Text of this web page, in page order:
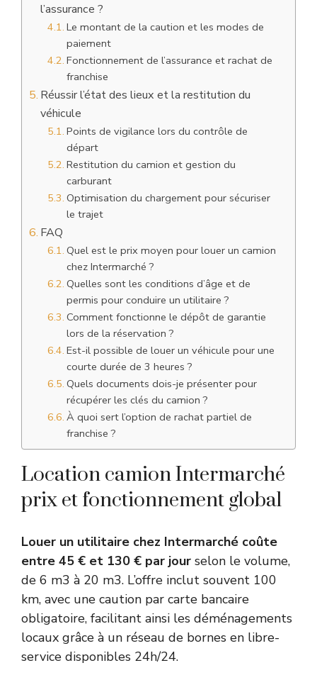
l’assurance ?
Le montant de la caution et les modes de
paiement
Fonctionnement de l’assurance et rachat de
franchise
Réussir l’état des lieux et la restitution du
véhicule
Points de vigilance lors du contrôle de
départ
Restitution du camion et gestion du
carburant
Optimisation du chargement pour sécuriser
le trajet
FAQ
Quel est le prix moyen pour louer un camion
chez Intermarché ?
Quelles sont les conditions d’âge et de
permis pour conduire un utilitaire ?
Comment fonctionne le dépôt de garantie
lors de la réservation ?
Est-il possible de louer un véhicule pour une
courte durée de 3 heures ?
Quels documents dois-je présenter pour
récupérer les clés du camion ?
À quoi sert l’option de rachat partiel de
franchise ?
Location camion Intermarché
prix et fonctionnement global
Louer un utilitaire chez Intermarché coûte
entre 45 € et 130 € par jour selon le volume,
de 6 m3 à 20 m3. L’offre inclut souvent 100
km, avec une caution par carte bancaire
obligatoire, facilitant ainsi les déménagements
locaux grâce à un réseau de bornes en libre-
service disponibles 24h/24.